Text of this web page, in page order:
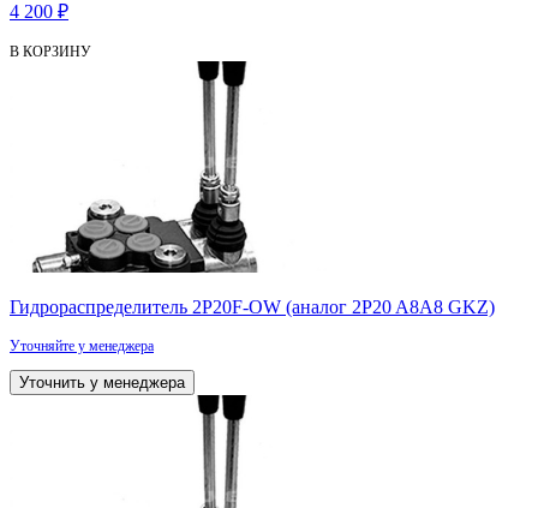
4 200 ₽
В КОРЗИНУ
Гидрораспределитель 2P20F-OW (аналог 2P20 A8А8 GKZ)
Уточняйте у менеджера
Уточнить у менеджера